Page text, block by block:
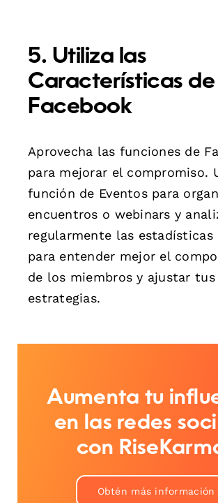
5. Utiliza las
Características de
Facebook
Aprovecha las funciones de
para mejorar el compromiso.
función de Eventos para
encuentros o webinars y
regularmente las estadísticas
para entender mejor el
de los miembros y ajustar tus
estrategias.
Aumenta tu
en las redes
con
Obtén más información